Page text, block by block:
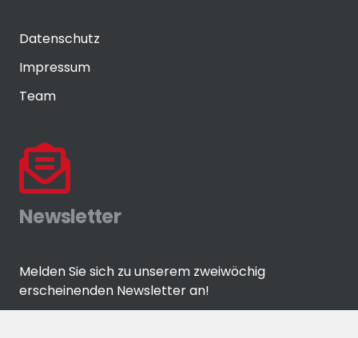
Datenschutz
Impressum
Team
Newsletter
Melden Sie sich zu unserem zweiwöchig
erscheinenden Newsletter an!